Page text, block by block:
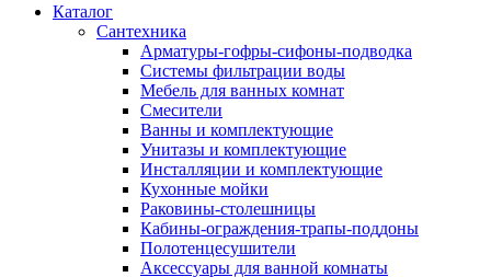
Каталог
Сантехника
Арматуры-гофры-сифоны-подводка
Системы фильтрации воды
Мебель для ванных комнат
Смесители
Ванны и комплектующие
Унитазы и комплектующие
Инсталляции и комплектующие
Кухонные мойки
Раковины-столешницы
Кабины-ограждения-трапы-поддоны
Полотенцесушители
Аксессуары для ванной комнаты